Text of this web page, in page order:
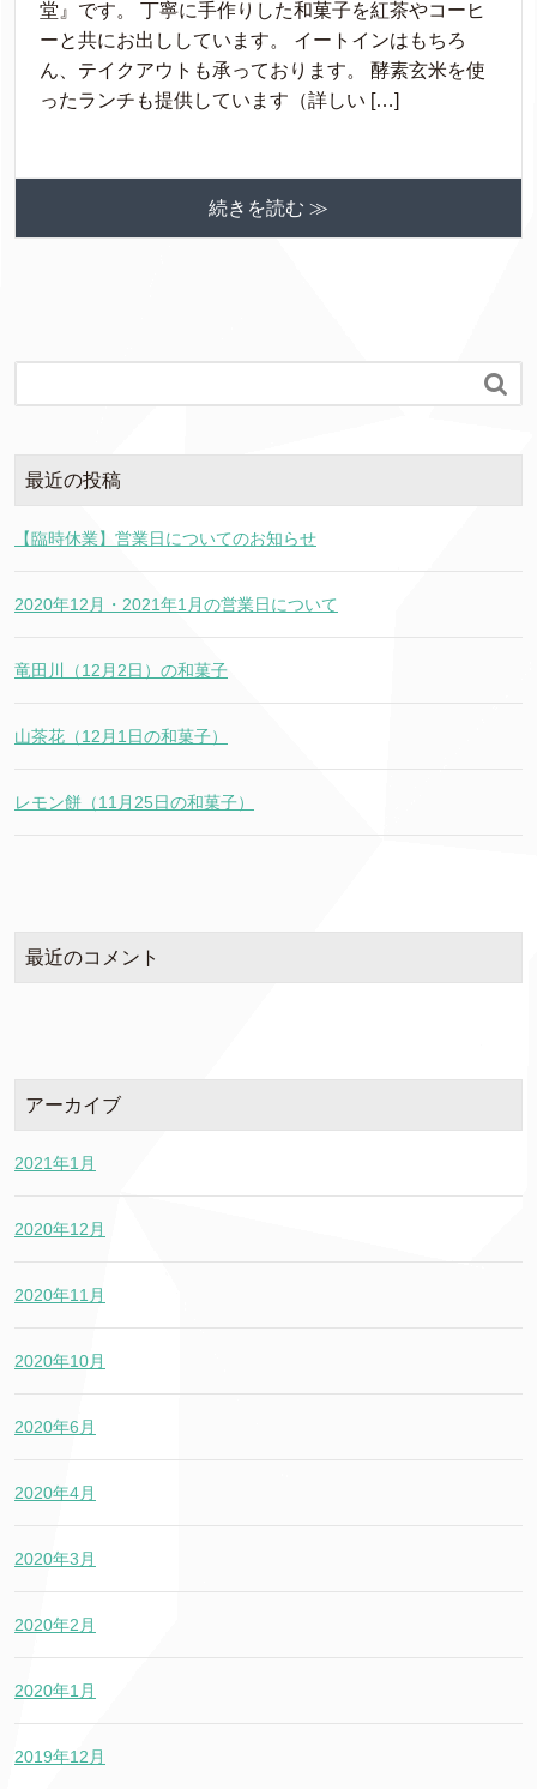
堂』です。 丁寧に手作りした和菓子を紅茶やコーヒ
ーと共にお出ししています。 イートインはもちろ
ん、テイクアウトも承っております。 酵素玄米を使
ったランチも提供しています（詳しい […]
続きを読む ≫

最近の投稿
【臨時休業】営業日についてのお知らせ
2020年12月・2021年1月の営業日について
竜田川（12月2日）の和菓子
山茶花（12月1日の和菓子）
レモン餅（11月25日の和菓子）
最近のコメント
アーカイブ
2021年1月
2020年12月
2020年11月
2020年10月
2020年6月
2020年4月
2020年3月
2020年2月
2020年1月
2019年12月